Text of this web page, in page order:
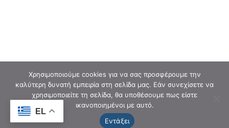
EL
Χρησιμοποιούμε cookies για να σας προσφέρουμε την
καλύτερη δυνατή εμπειρία στη σελίδα μας. Εάν συνεχίσετε να
χρησιμοποιείτε τη σελίδα, θα υποθέσουμε πως είστε
ικανοποιημένοι με αυτό.
Εντάξει